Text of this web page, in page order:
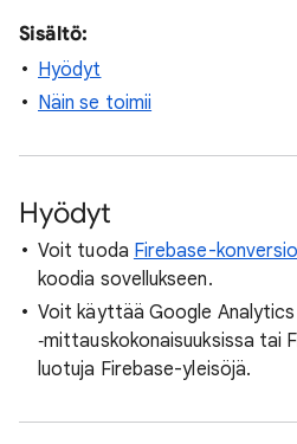
Sisältö:
Hyödyt
Näin se toimii
Hyödyt
Voit tuoda Firebase-
koodia sovellukseen.
Voit käyttää Google Analytics
‑mittauskokonaisuuksissa tai
luotuja Firebase-yleisöjä.